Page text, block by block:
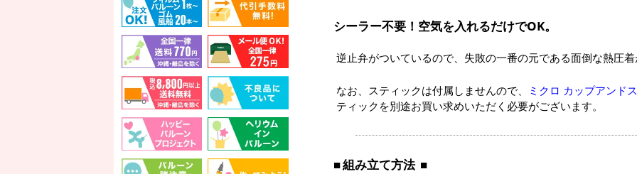
シーラー不要！空気を入れるだけでOK。
逆止弁がついているので、失敗の一番の元である面倒な熱圧
なお、スティックは付属しませんので、
ミクロ カップアンド
ティックを別途お買い求めいただく必要がございます。
組み立て方法